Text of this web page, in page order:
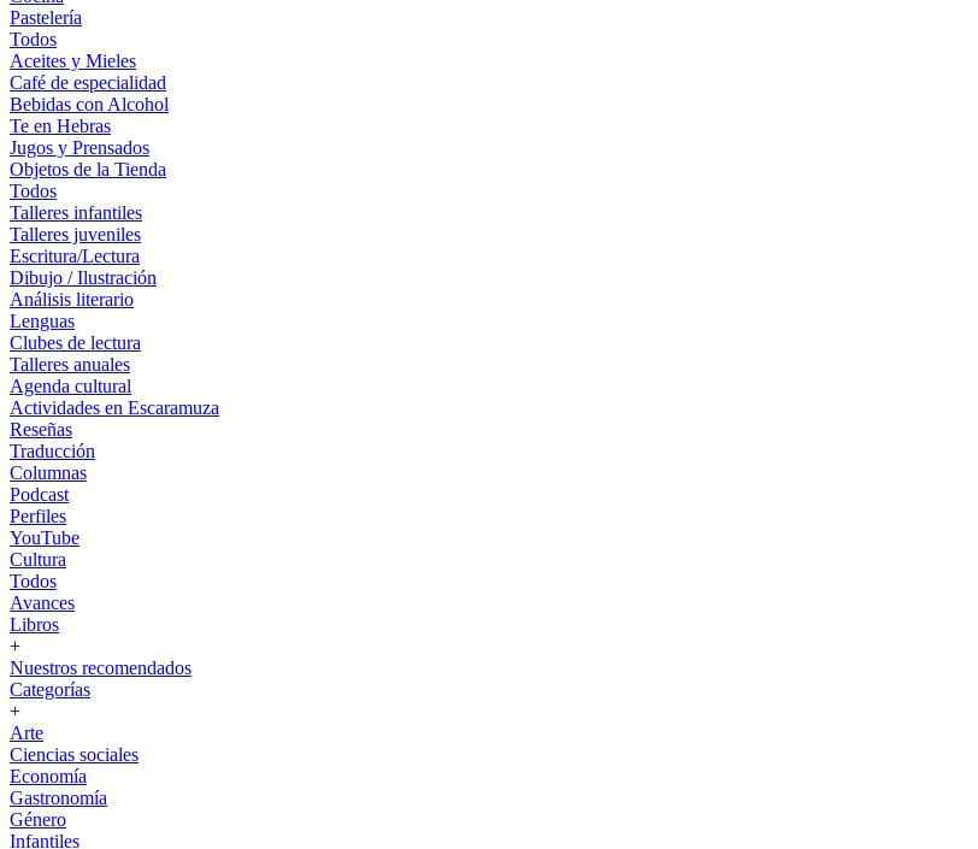
Pastelería
Todos
Aceites y Mieles
Café de especialidad
Bebidas con Alcohol
Te en Hebras
Jugos y Prensados
Objetos de la Tienda
Todos
Talleres infantiles
Talleres juveniles
Escritura/Lectura
Dibujo / Ilustración
Análisis literario
Lenguas
Clubes de lectura
Talleres anuales
Agenda cultural
Actividades en Escaramuza
Reseñas
Traducción
Columnas
Podcast
Perfiles
YouTube
Cultura
Todos
Avances
Libros
+
Nuestros recomendados
Categorías
+
Arte
Ciencias sociales
Economía
Gastronomía
Género
Infantiles